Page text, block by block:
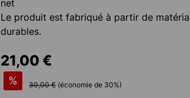
Le produit est fabriqué à partir de
durables.
21,00 €
% 30,00 € (économie de 30%)